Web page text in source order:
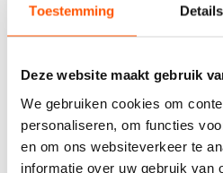
Toestemming Details
Deze website maakt gebruik
We gebruiken cookies om
personaliseren, om functies
en om ons websiteverkeer te
informatie over uw gebruik van
Deze zijn momenteel uit
Kies het aantal: